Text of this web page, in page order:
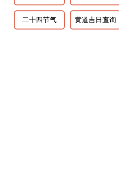
二十四节气 黄道吉日查询